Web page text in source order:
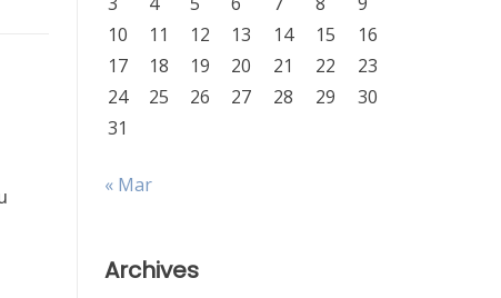
10
11 12 13 14 15
16
17
18 19 20 21 22
23
24
25 26 27 28 29
30
31
« Mar
Archives